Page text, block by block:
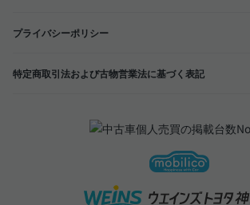
プライバシーポリシー
特定商取引法および古物営業法に基づく表記